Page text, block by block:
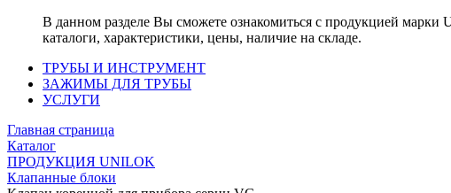
В данном разделе Вы сможете ознакомиться с продукцией
каталоги, характеристики, цены, наличие на складе.
ТРУБЫ И ИНСТРУМЕНТ
ЗАЖИМЫ ДЛЯ ТРУБЫ
УСЛУГИ
Главная страница
Каталог
ПРОДУКЦИЯ UNILOK
Клапанные блоки